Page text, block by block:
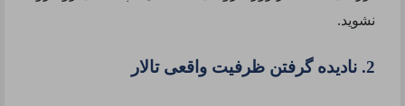
نشوید.
2. نادیده گرفتن ظرفیت واقعی تالار